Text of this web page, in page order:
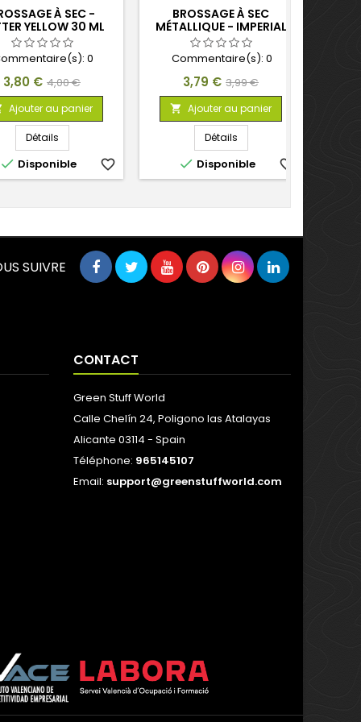
À SEC -
YELLOW 30 ML
0
Prix
3,80 € Prix
de
base
4,00 €
Ajouter au panier
Détails
 Disponible favorite_border
BROSSAGE À SEC
MÉTALLIQUE - IMPERIAL
COPPER 30 ML
Commentaire(s): 0
Prix
3,79 € Prix
de
base
3,99 €
 Ajouter au panier
Détails
 Disponible favorite_border
SUIVRE
CONTACT
Green Stuff World
Calle Chelín 24, Poligono las Atalayas
Alicante 03114 - Spain
Téléphone: 965145107
Email: support@greenstuffworld.com